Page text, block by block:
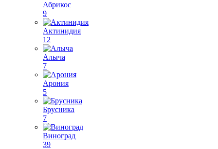
Абрикос
9
Актинидия
12
Алыча
7
Арония
5
Брусника
7
Виноград
39